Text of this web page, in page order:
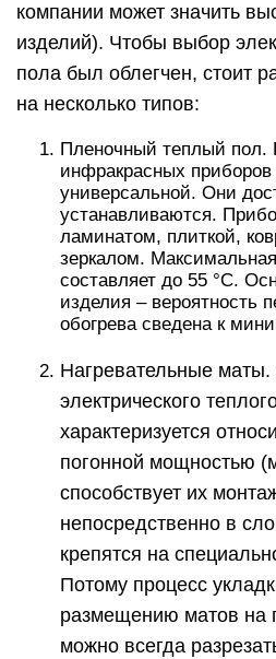
компании может значить
изделий). Чтобы выбор
пола был облегчен, стоит
на несколько типов:
Пленочный теплый пол.
инфракрасных приборов
универсальной. Они
устанавливаются.
ламинатом, плиткой,
зеркалом.
составляет до 55 °C.
изделия – вероятность
обогрева сведена к
Нагревательные
электрического
характеризуется
погонной мощностью
способствует их
непосредственно в
крепятся на
Потому процесс
размещению матов на
можно всегда